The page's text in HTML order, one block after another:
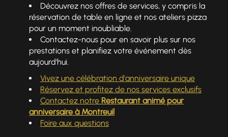
Découvrez nos offres de services, y compris la
réservation de table en ligne et nos ateliers pizza
pour un moment inoubliable.
Contactez-nous pour en savoir plus sur nos
prestations et planifiez votre événement dès
aujourd'hui.
Vivez une célébration d'anniversaire unique
Réservez et profitez de nos services exclusifs
Contactez notre Restaurant animé pour
anniversaire à Montreuil
Foire aux questions